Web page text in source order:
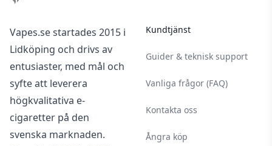
Vapes.se startades 2015 i
Lidköping och drivs av
entusiaster, med mål och
syfte att leverera
högkvalitativa e-
cigaretter på den
svenska marknaden.
Kundtjänst
Guider & teknisk support
Vanliga frågor (FAQ)
Kontakta oss
Ångra köp